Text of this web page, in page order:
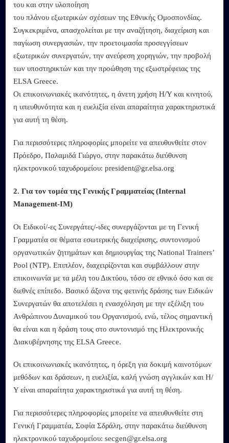
του και στην υλοποίηση
του πλάνου εξωτερικών σχέσεων της Εθνικής Ομοσπονδίας.
Συγκεκριμένα, απασχολείται με την αναζήτηση, διαχείριση και
παγίωση συνεργασιών, την προετοιμασία προσεγγίσεων
εξωτερικών συνεργατών, την ανεύρεση χορηγιών, την προβολή
των υποστηρικτών και την προώθηση της εξωστρέφειας της
ELSA Greece.
Οι επικοινωνιακές ικανότητες, η άνετη χρήση Η/Υ και κινητού,
η υπευθυνότητα και η ευελιξία είναι απαραίτητα χαρακτηριστικά
για αυτή τη θέση.
Για περισσότερες πληροφορίες μπορείτε να απευθυνθείτε στον
Πρόεδρο, Παλαμιδά Γιώργο, στην παρακάτω διεύθυνση
ηλεκτρονικού ταχυδρομείου: president@gr.elsa.org
2. Για τον τομέα της Γενικής Γραμματείας (Internal
Management-IM)
Οι Ειδικοί/-ες Συνεργάτες/-ιδες συνεργάζονται με τη Γενική
Γραμματέα σε θέματα εσωτερικής διαχείρισης, συντονισμού
οργανωτικών ζητημάτων και δημιουργίας της National Trainers’
Pool (NTP). Επιπλέον, διαχειρίζονται και συμβάλλουν στην
επικοινωνία με τα μέλη του Δικτύου, τόσο σε εθνικό όσο και σε
διεθνές επίπεδο. Βασικό άξονα της φετινής δράσης των Ειδικών
Συνεργατών θα αποτελέσει η ενασχόληση με την εξέλιξη του
Ανθρώπινου Δυναμικού του Οργανισμού, ενώ, τέλος σημαντική
θα είναι και η δράση τους στο συντονισμό της Ηλεκτρονικής
Διακυβέρνησης της ELSA Greece.
Οι επικοινωνιακές ικανότητες, η όρεξη για δοκιμή καινοτόμων
μεθόδων και δράσεων, η ευελιξία, καλή γνώση αγγλικών και Η/
Υ είναι απαραίτητα χαρακτηριστικά για αυτή τη θέση.
Για περισσότερες πληροφορίες μπορείτε να απευθυνθείτε στη
Γενική Γραμματέα, Σοφία Σδράλη, στην παρακάτω διεύθυνση
ηλεκτρονικού ταχυδρομείου: secgen@gr.elsa.org